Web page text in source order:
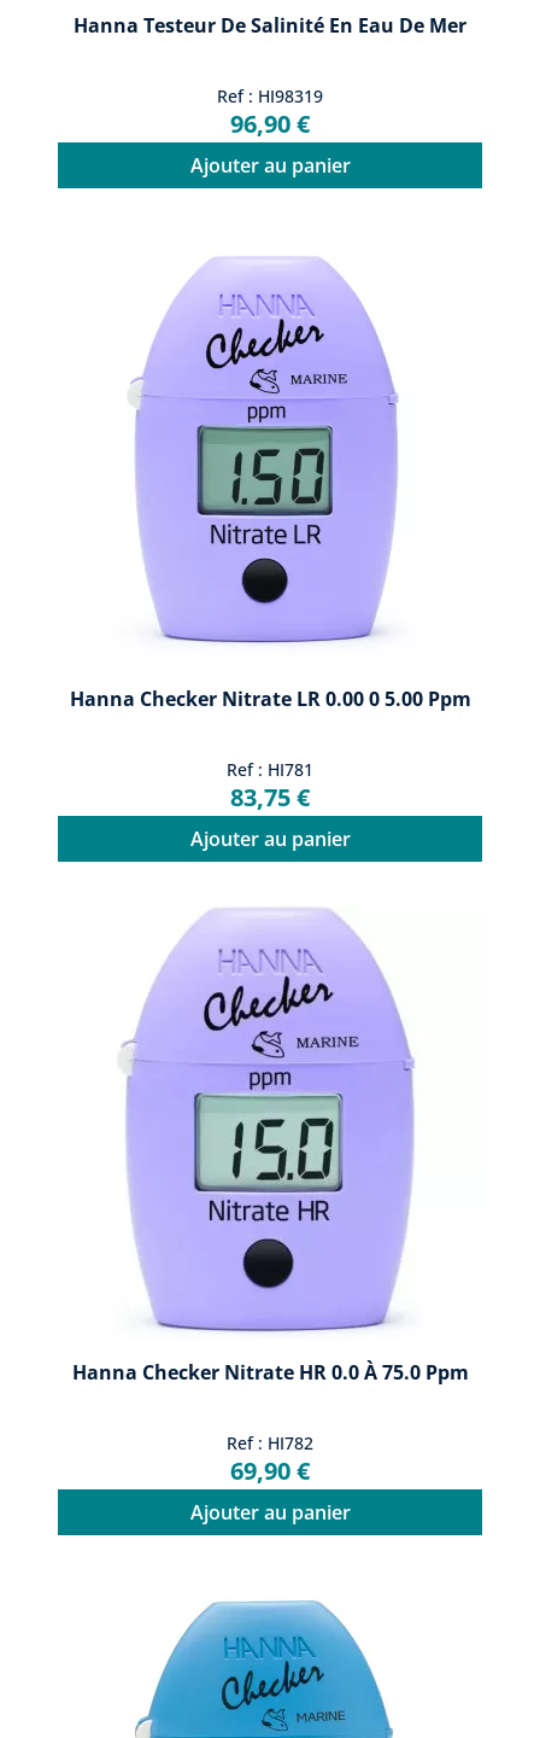
Hanna Testeur De Salinité En Eau De Mer
Ref : HI98319
96,90 €
Ajouter au panier
Hanna Checker Nitrate LR 0.00 0 5.00 Ppm
Ref : HI781
83,75 €
Ajouter au panier
Hanna Checker Nitrate HR 0.0 À 75.0 Ppm
Ref : HI782
69,90 €
Ajouter au panier